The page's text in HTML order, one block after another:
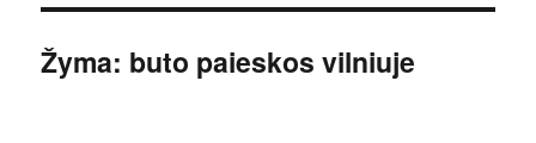
Žyma: buto paieskos vilniuje